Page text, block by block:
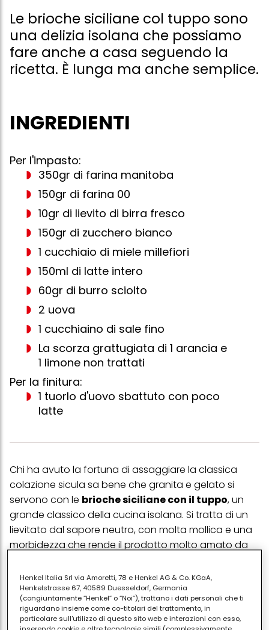
Le brioche siciliane col tuppo sono
una delizia isolana che possiamo
fare anche a casa seguendo la
ricetta. È lunga ma anche semplice.
INGREDIENTI
Per l'impasto:
350gr di farina manitoba
150gr di farina 00
10gr di lievito di birra fresco
150gr di zucchero bianco
1 cucchiaio di miele millefiori
150ml di latte intero
60gr di burro sciolto
2 uova
1 cucchiaino di sale fino
La scorza grattugiata di 1 arancia e
1 limone non trattati
Per la finitura:
1 tuorlo d'uovo sbattuto con poco
latte
Chi ha avuto la fortuna di assaggiare la classica
colazione sicula sa bene che granita e gelato si
servono con le brioche siciliane con il tuppo, un
grande classico della cucina isolana. Si tratta di un
lievitato dal sapore neutro, con molta mollica e una
morbidezza che rende il prodotto molto amato da
In Sicilia, come detto, la classica brioche col tuppo,
ossia con il cappelletto superiore, va servita con il
gelato o con la granita, ma è ottima anche con il
cappuccino o il caffè macchiato. È infatti buona da
Henkel Italia Srl via Amoretti, 78 e Henkel AG & Co. KGaA,
Henkelstrasse 67, 40589 Duesseldorf, Germania
(congiuntamente “Henkel” o “Noi”), trattano i dati personali che ti
riguardano insieme come co-titolari del trattamento, in
particolare sull'utilizzo di questo sito web e interazioni con esso,